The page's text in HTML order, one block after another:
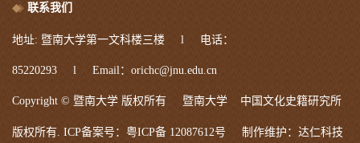
联系我们
地址: 暨南大学第一文科楼三楼 l 电话：
85220293 l Email：orichc@jnu.edu.cn
Copyright © 暨南大学 版权所有 暨南大学 中国文化史籍研究所
版权所有. ICP备案号：粤ICP备 12087612号 制作维护： 达仁科技